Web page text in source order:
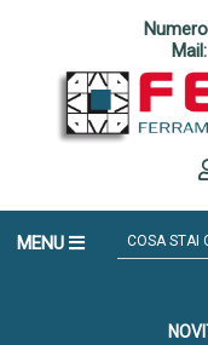
MENU